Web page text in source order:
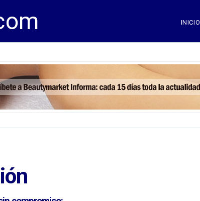
INICIO